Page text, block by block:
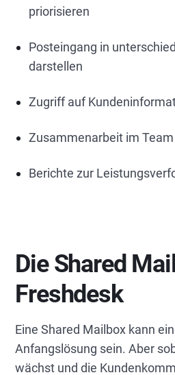
priorisieren
Posteingang in
darstellen
Zugriff auf
Zusammenarbeit im
Berichte zur
Die Shared
Freshdesk
Eine Shared Mailbox kann
Anfangslösung sein. Aber
wächst und die